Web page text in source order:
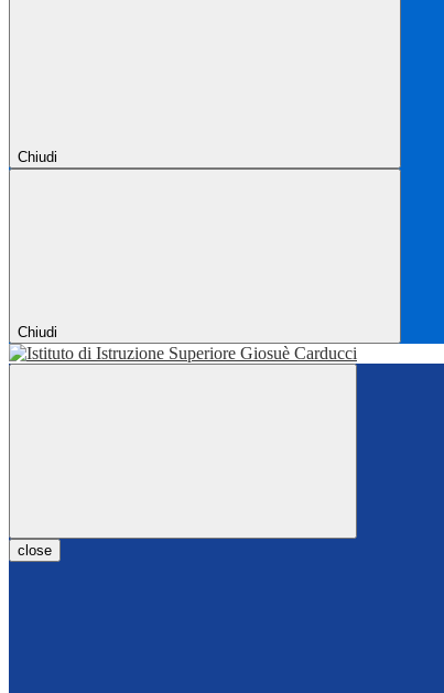
Chiudi
Chiudi
close